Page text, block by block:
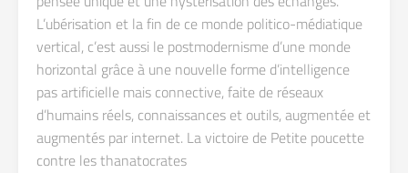
L’ubérisation et la fin de ce monde politico-médiatique
vertical, c’est aussi le postmodernisme d’une monde
horizontal grâce à une nouvelle forme d’intelligence
pas artificielle mais connective, faite de réseaux
d’humains réels, connaissances et outils, augmentée et
augmentés par internet. La victoire de Petite poucette
contre les thanatocrates